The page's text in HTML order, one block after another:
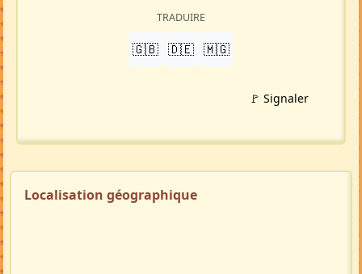
TRADUIRE
🇬🇧 🇩🇪 🇲🇬
🚩 Signaler
Localisation géographique